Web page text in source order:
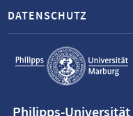
Service-
Navigation
DATENSCHUTZ